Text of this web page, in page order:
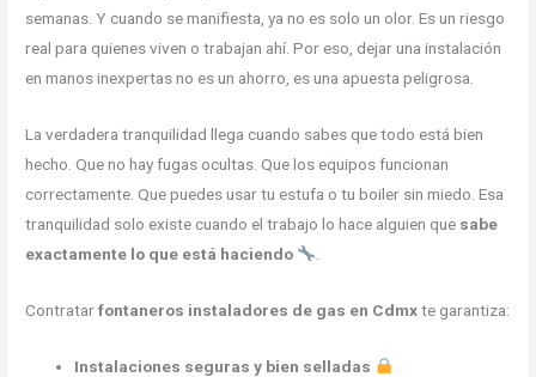
semanas. Y cuando se manifiesta, ya no es solo un olor. Es un riesgo
real para quienes viven o trabajan ahí. Por eso, dejar una instalación
en manos inexpertas no es un ahorro, es una apuesta peligrosa.
La verdadera tranquilidad llega cuando sabes que todo está bien
hecho. Que no hay fugas ocultas. Que los equipos funcionan
correctamente. Que puedes usar tu estufa o tu boiler sin miedo. Esa
tranquilidad solo existe cuando el trabajo lo hace alguien que sabe
exactamente lo que está haciendo
Contratarfontaneros instaladores de gas en Cdmxte garantiza:
Instalaciones seguras y bien selladas